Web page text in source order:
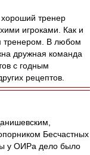
хороший тренер
игроками. Как и
тренером. В любом
дружная команда
с годным
рецептов.
Бесчастных
у ОИРа дело было